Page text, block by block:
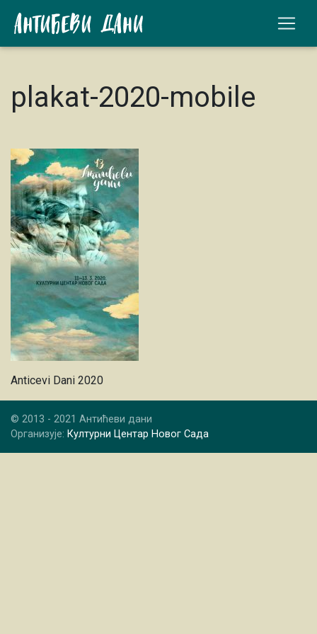
plakat-2020-mobile
Anticevi Dani 2020
© 2013 - 2021 Антићеви дани
Организује: Културни Центар Новог Сада